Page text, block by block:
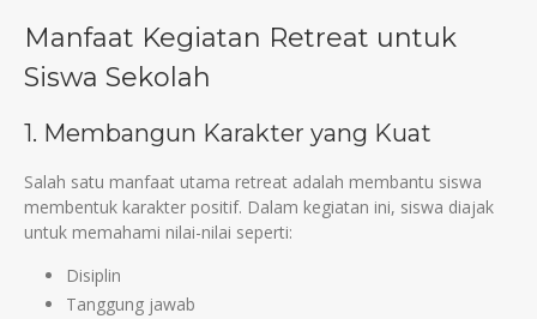
Manfaat Kegiatan Retreat untuk
Siswa Sekolah
1. Membangun Karakter yang Kuat
Salah satu manfaat utama retreat adalah membantu siswa
membentuk karakter positif. Dalam kegiatan ini, siswa diajak
untuk memahami nilai-nilai seperti:
Disiplin
Tanggung jawab